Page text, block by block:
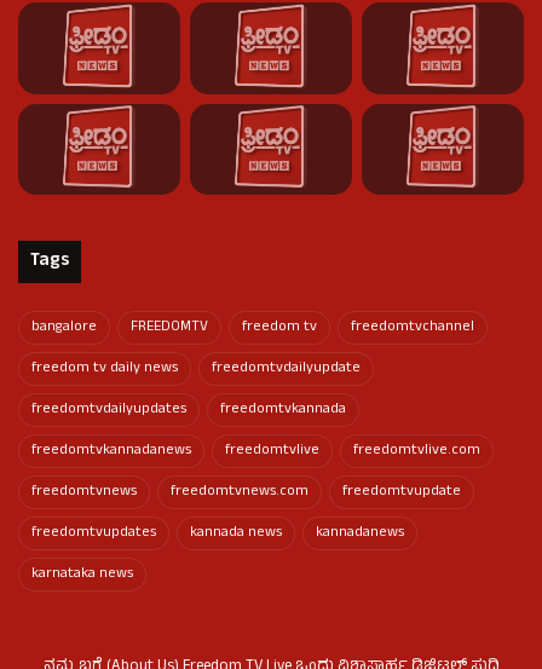
Tags
bangalore FREEDOMTV freedom tv
freedomtvchannel
freedom tv daily news
freedomtvdailyupdate
freedomtvdailyupdates
freedomtvkannada
freedomtvkannadanews
freedomtvlive
freedomtvlive.com
freedomtvnews
freedomtvnews.com
freedomtvupdate
freedomtvupdates
kannada news
kannadanews
karnataka news